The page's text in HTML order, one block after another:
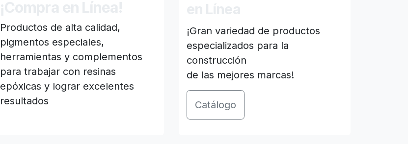
Productos de alta calidad,
pigmentos especiales,
herramientas y complementos
para trabajar con resinas
epóxicas y lograr excelentes
resultados
¡Gran variedad de productos
especializados para la
construcción
de las mejores marcas!
Catálogo